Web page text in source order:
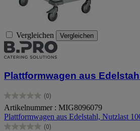
Vergleichen Vergleichen
Plattformwagen aus
(0)
0.0
von
5
Sternen.
Artikelnummer : MIG8096079
Plattformwagen aus Edelstahl, Nutzlast
(0)